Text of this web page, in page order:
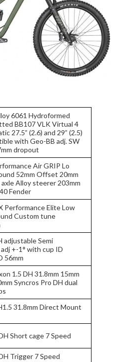
6061 Hydroformed
BB107 VLK Virtual 4
27.5” (2.6) and 29” (2.5)
with Geo-BB adj. SW
dropout
Air GRIP Lo
52mm Offset 20mm
Alloy steerer 203mm
Fender
Performance Elite Low
Custom tune
adjustable Semi
+-1° with cup ID
56mm
1.5 DH 31.8mm 15mm
Syncros Pro DH dual
31.8mm Direct Mount
Short cage 7 Speed
Trigger 7 Speed